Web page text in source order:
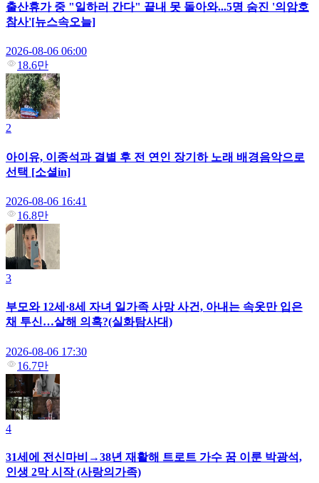
출산휴가 중 "일하러 간다" 끝내 못 돌아와...5명 숨진 '의암호
참사'[뉴스속오늘]
2026-08-06 06:00
18.6만
2
아이유, 이종석과 결별 후 전 연인 장기하 노래 배경음악으로
선택 [소셜in]
2026-08-06 16:41
16.8만
3
부모와 12세·8세 자녀 일가족 사망 사건, 아내는 속옷만 입은
채 투신…살해 의혹?(실화탐사대)
2026-08-06 17:30
16.7만
4
31세에 전신마비→38년 재활해 트로트 가수 꿈 이룬 박광석,
인생 2막 시작 (사랑의가족)